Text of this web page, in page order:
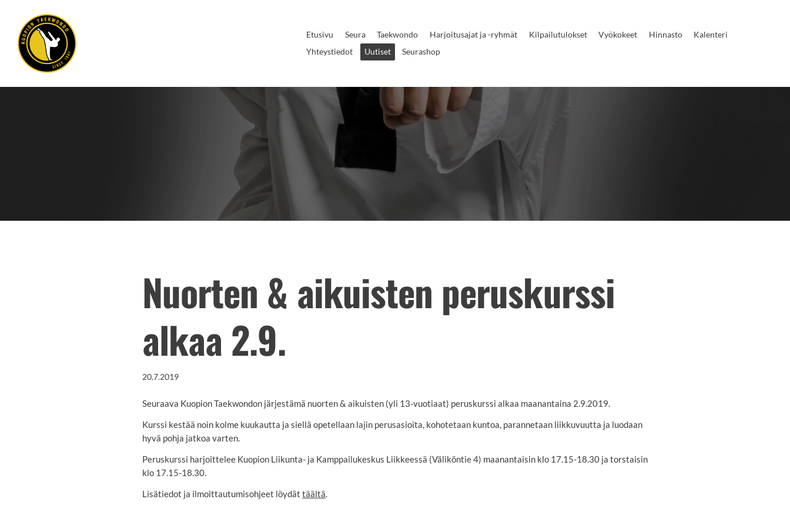
sivun
sisältöön
Kuopion Taekwondo ry
Etusivu Seura Taekwondo Harjoitusajat ja -ryhmät Kilpailutulokset Vyökokeet Hinnasto
Kalenteri
Yhteystiedot
Uutiset Seurashop
Nuorten & aikuisten peruskurssi
alkaa 2.9.
20.7.2019
Seuraava Kuopion Taekwondon järjestämä nuorten & aikuisten (yli 13-vuotiaat) peruskurssi alkaa maanantaina 2.9.2019.
Kurssi kestää noin kolme kuukautta ja siellä opetellaan lajin perusasioita, kohotetaan kuntoa, parannetaan liikkuvuutta ja luodaan
hyvä pohja jatkoa varten.
Peruskurssi harjoittelee Kuopion Liikunta- ja Kamppailukeskus Liikkeessä (Väliköntie 4) maanantaisin klo 17.15-18.30 ja torstaisin
klo 17.15-18.30.
Lisätiedot ja ilmoittautumisohjeet löydät täältä.